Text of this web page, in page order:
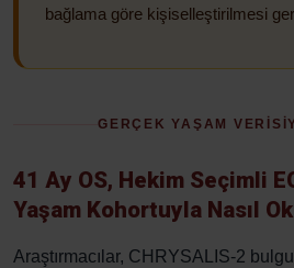
bağlama göre kişiselleştirilmesi
GERÇEK YAŞAM
41 Ay OS, Hekim Seçimli
Yaşam Kohortuyla Nasıl
Araştırmacılar, CHRYSALIS-2